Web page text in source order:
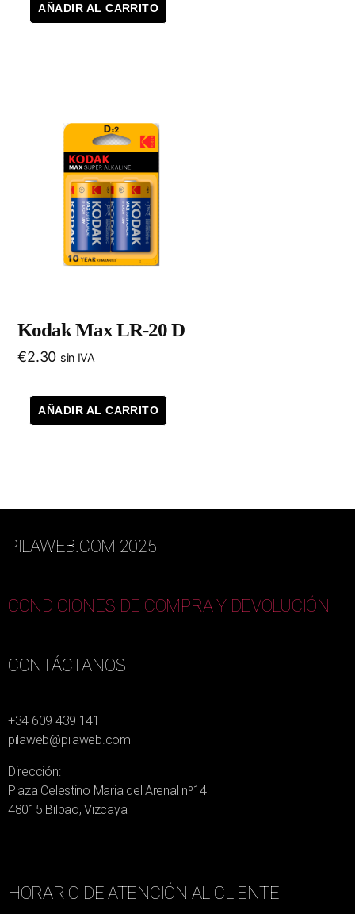
AÑADIR AL CARRITO
Kodak Max LR-20 D
€2.30 sin IVA
AÑADIR AL CARRITO
PILAWEB.COM 2025
CONDICIONES DE COMPRA Y DEVOLUCIÓN
CONTÁCTANOS
+34 609 439 141
pilaweb@pilaweb.com
Dirección:
Plaza Celestino Maria del Arenal nº14
48015 Bilbao, Vizcaya
HORARIO DE ATENCIÓN AL CLIENTE